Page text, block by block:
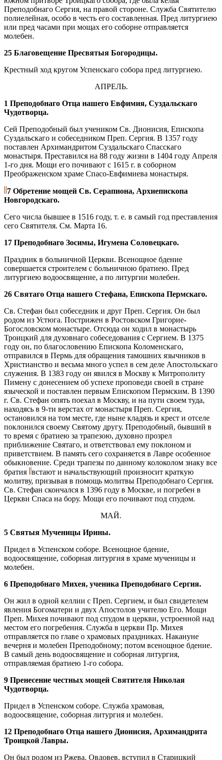
Преподобнаго Сергия, на правой стороне. Служба Святителю
полиелейная, особо в честь его составленная. Пред литургиею
или пред часами при мощах его соборне отправляется
молебен.
25 Благовещение Пресвятыя Богородицы.
Крестный ход кругом Успенскаго собора пред литургиею.
АПРЕЛЬ.
1 Преподобнаго Отца нашего Евфимия, Суздальскаго
Чудотворца.
Сей Преподобный был учеником Св. Дионисия, Епископа
Суздальскаго и собеседником Преп. Сергия. В 1357 году
поставлен Архимандритом Суздальскаго Спасскаго
монастыря. Преставился на 88 году жизни в 1404 году Апреля
1-го дня. Мощи его почивают с 1615 г. в соборном
Преображенском храме Спасо-Евфимиева монастыря.
7 Обретение мощей Св. Серапиона, Архиепископа
Новгородскаго.
Сего числа бывшее в 1516 году, т. е. в самый год преставления
сего Святителя. См. Марта 16.
17 Преподобнаго Зосимы, Игумена Соловецкаго.
Праздник в больничной Церкви. Всенощное бдение
совершается строителем с больничною братиею. Пред
литургиею водоосвящение, а по литургии молебен.
26 Святаго Отца нашего Стефана, Епископа Пермскаго.
Св. Стефан был собеседник и друг Преп. Сергия. Он был
родом из Устюга. Пострижен в Ростовском Григорие-
Богословском монастыре. Отсюда он ходил в монастырь
Троицкий для духовнаго собеседования с Сергием. В 1375
году он, по благословению Епископа Коломенскаго,
отправился в Пермь для обращения тамошних язычников в
Христианство и весьма много успел в сем деле Апостольскаго
служения. В 1383 году он явился в Москву к Митрополиту
Пимену с донесением об успехе проповеди своей в стране
языческой и поставлен первым Епископом Пермским. В 1390
г. Св. Стефан опять поехал в Москву, и на пути своем туда,
находясь в 9-ти верстах от монастыря Преп. Сергия,
остановился на том месте, где ныне кладязь и крест и отселе
поклонился своему Святому другу. Преподобный, бывший в
то время с братиею за трапезою, духовно прозрел
приближение Святаго, и ответствовал ему поклоном и
приветствием. В память сего сохраняется в Лавре особенное
обыкновение. Среди трапезы по данному колоколом знаку все
братия встают и начальствующий произносит краткую
молитву, призывая в помощь молитвы Преподобнаго Сергия.
Св. Стефан скончался в 1396 году в Москве, и погребен в
Церкви Спаса на бору. Мощи его почивают под спудом.
МАЙ.
5 Святыя Мученицы Ирины.
Придел в Успенском соборе. Всенощное бдение,
водоосвящение, соборная литургия в храме мученицы и
молебен.
6 Преподобнаго Михея, ученика Преподобнаго Сергия.
Он жил в одной келлии с Преп. Сергием, и был свидетелем
явления Богоматери и двух Апостолов учителю Его. Мощи
Преп. Михея почивают под спудом в церкви, устроенной над
местом его погребения. Служба в церкви Пр. Михея
отправляется по главе о храмовых праздниках. Накануне
вечерня и молебен Преподобному; потом всенощное бдение.
В самый день водоосвящение и соборная литургия,
отправляемая братиею 1-го собора.
9 Пренесение честных мощей Святителя Николая
Чудотворца.
Придел в Успенском соборе. Служба храмовая,
водоосвящение, соборная литургия и молебен.
12 Преподобнаго Отца нашего Дионисия, Архимандрита
Троицкой Лавры.
Он был родом из Ржева. Овдовев, вступил в Старицкий